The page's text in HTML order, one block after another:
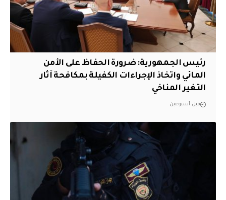
رئيس الجمهورية: ضرورة الحفاظ على الأمن
المائي واتخاذ الإجراءات الكفيلة بمكافحة آثار
التغير المناخي
قبل أسبوعين